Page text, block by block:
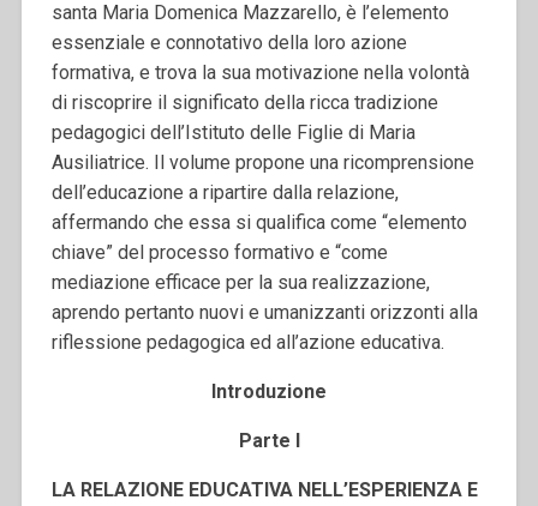
santa Maria Domenica Mazzarello, è l’elemento
essenziale e connotativo della loro azione
formativa, e trova la sua motivazione nella volontà
di riscoprire il significato della ricca tradizione
pedagogici dell’Istituto delle Figlie di Maria
Ausiliatrice. Il volume propone una ricomprensione
dell’educazione a ripartire dalla relazione,
affermando che essa si qualifica come “elemento
chiave” del processo formativo e “come
mediazione efficace per la sua realizzazione,
aprendo pertanto nuovi e umanizzanti orizzonti alla
riflessione pedagogica ed all’azione educativa.
Introduzione
Parte I
LA RELAZIONE EDUCATIVA NELL’ESPERIENZA E